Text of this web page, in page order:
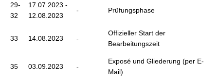
29-
32
17.07.2023 -
12.08.2023
- Prüfungsphase
33 14.08.2023 -
Offizieller Start der
Bearbeitungszeit
35 03.09.2023 -
Exposé und Gliederung (per E-
Mail)